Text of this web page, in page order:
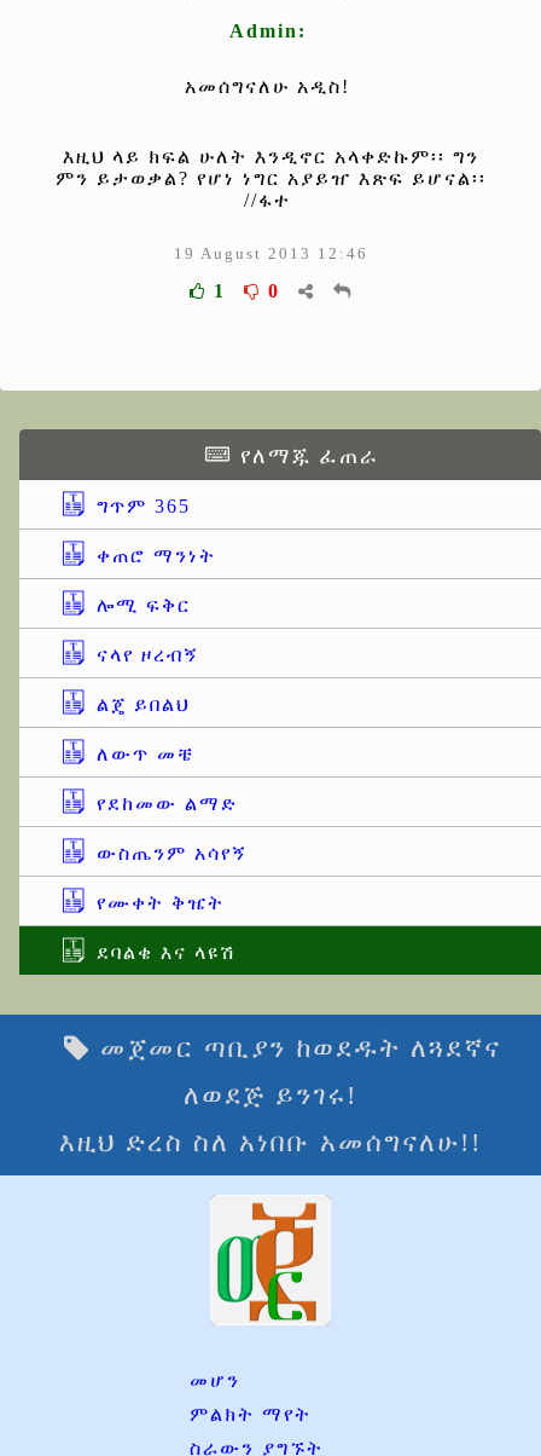
የለማጁ ፈጠራ
ግጥም 365
ቀጠሮ ማንነት
ሎሚ ፍቅር
ናላየ ዞረብኝ
ልጄ ይበልህ
ለውጥ መቼ
የደከመው ልማድ
ውስጤንም አሳየኝ
የሙቀት ቅዤት
ደባልቄ እና ላዩሽ
Admin:
አመሰግናለሁ አዲስ!
እዚህ ላይ ክፍል ሁለት እንዲኖር አላቀድኩም፡፡ ግን
ምን ይታወቃል? የሆነ ነግር አያይዠ እጽፍ ይሆናል፡፡
//ፋተ
19 August 2013 12:46
1 0
መጀመር ጣቢያን ከወደዱት ለጓደኛና
ለወደጅ ይንገሩ!
እዚህ ድረስ ስለ አነበቡ አመሰግናለሁ!!
መሆን
ምልክት ማየት
ስራውን ያግኙት